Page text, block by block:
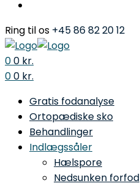
Ring til os +45 86 82 20 12
00 kr.
Menu
00 kr.
Gratis fodanalyse
Ortopædiske sko
Behandlinger
Indlægssåler
Hælspore
Nedsunken forfod